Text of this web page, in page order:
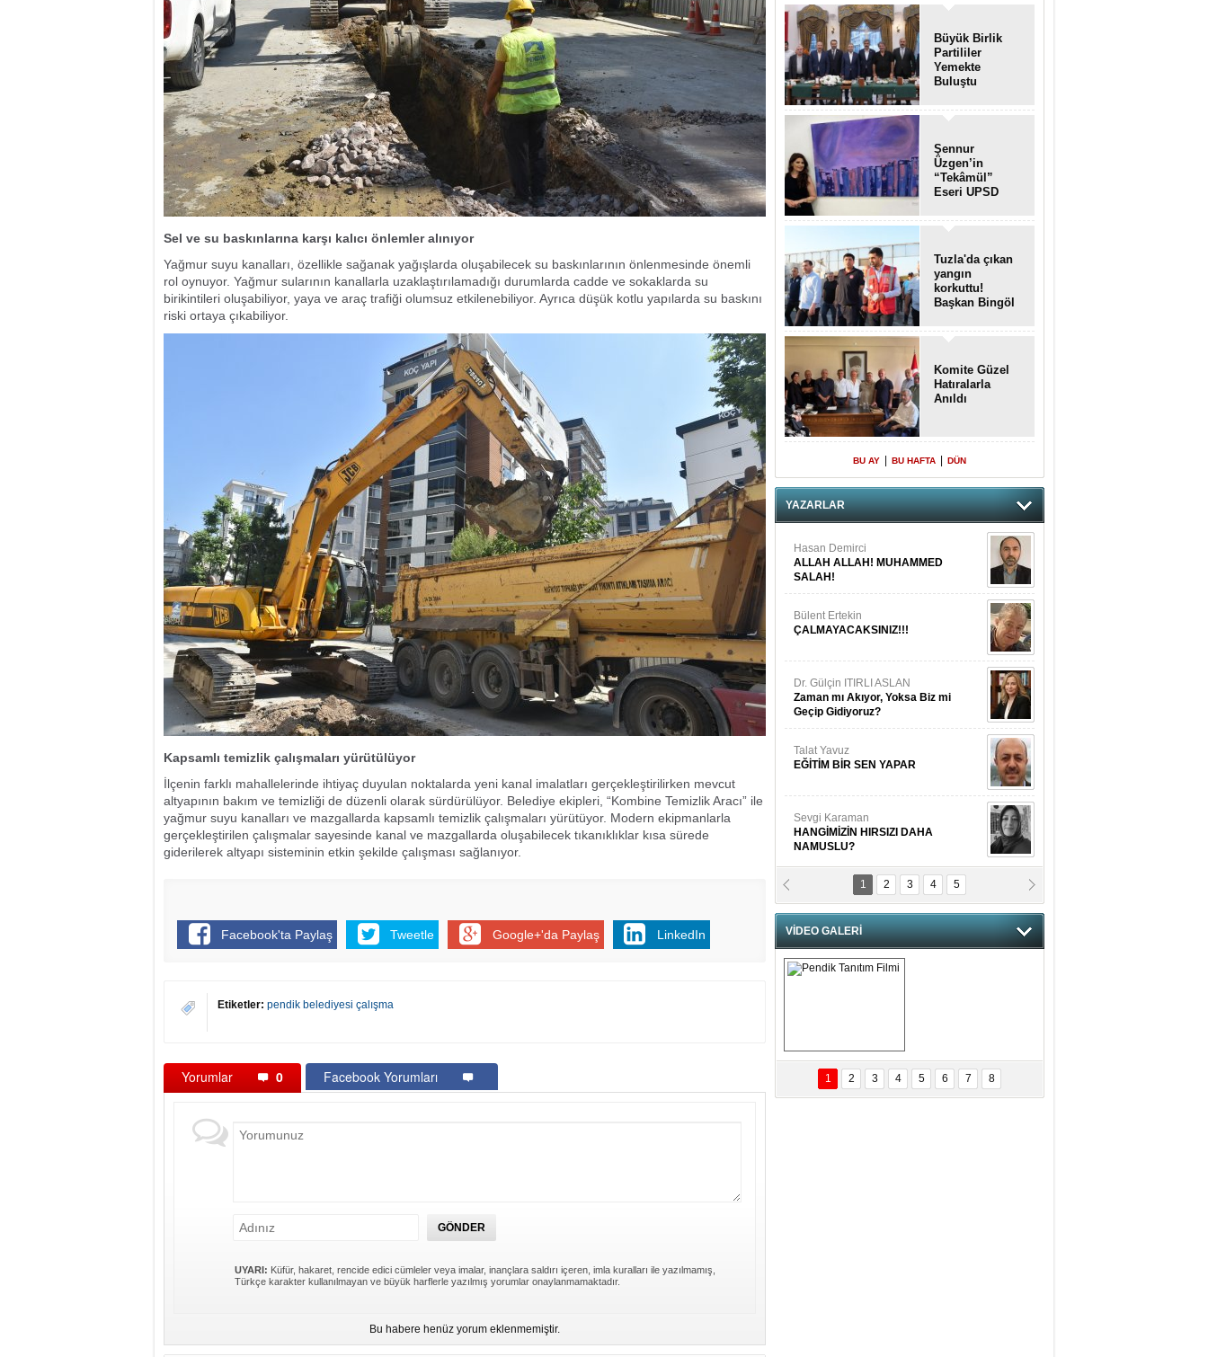
Sel ve su baskınlarına karşı kalıcı önlemler alınıyor
Yağmur suyu kanalları, özellikle sağanak yağışlarda oluşabilecek su baskınlarının önlenmesinde önemli
rol oynuyor. Yağmur sularının kanallarla uzaklaştırılamadığı durumlarda cadde ve sokaklarda su
birikintileri oluşabiliyor, yaya ve araç trafiği olumsuz etkilenebiliyor. Ayrıca düşük kotlu yapılarda su baskını
riski ortaya çıkabiliyor.
Kapsamlı temizlik çalışmaları yürütülüyor
İlçenin farklı mahallelerinde ihtiyaç duyulan noktalarda yeni kanal imalatları gerçekleştirilirken mevcut
altyapının bakım ve temizliği de düzenli olarak sürdürülüyor. Belediye ekipleri, “Kombine Temizlik Aracı” ile
yağmur suyu kanalları ve mazgallarda kapsamlı temizlik çalışmaları yürütüyor. Modern ekipmanlarla
gerçekleştirilen çalışmalar sayesinde kanal ve mazgallarda oluşabilecek tıkanıklıklar kısa sürede
giderilerek altyapı sisteminin etkin şekilde çalışması sağlanıyor.
Facebook'ta Paylaş Tweetle Google+'da Paylaş LinkedIn
Etiketler: pendik belediyesi çalışma
Yorumlar 0 Facebook Yorumları
UYARI: Küfür, hakaret, rencide edici cümleler veya imalar, inançlara saldırı içeren, imla kuralları ile yazılmamış,
Türkçe karakter kullanılmayan ve büyük harflerle yazılmış yorumlar onaylanmamaktadır.
Bu habere henüz yorum eklenmemiştir.
Büyük Birlik
Partililer
Yemekte
Buluştu
Şennur
Üzgen’in
“Tekâmül”
Eseri UPSD
Sergisi’nde
Tuzla'da çıkan
yangın
korkuttu!
Başkan Bingöl
Komite Güzel
Hatıralarla
Anıldı
BU AY BU HAFTA DÜN
YAZARLAR
Hasan Demirci
ALLAH ALLAH! MUHAMMED
SALAH!
Bülent Ertekin
ÇALMAYACAKSINIZ!!!
Dr. Gülçin ITIRLI ASLAN
Zaman mı Akıyor, Yoksa Biz mi
Geçip Gidiyoruz?
Talat Yavuz
EĞİTİM BİR SEN YAPAR
Sevgi Karaman
HANGİMİZİN HIRSIZI DAHA
NAMUSLU?
Prof. Dr. Cahit Kurbanoğlu
Fatma Saçak Akbulut
SANAL KERHANE!
Abbas Levent Ertekin
Sanal Medyanın Dijital Savaş Alanı
1 2 3 4 5
VİDEO GALERİ
Pendik Tanıtım
Filmi
1 2 3 4 5 6 7 8